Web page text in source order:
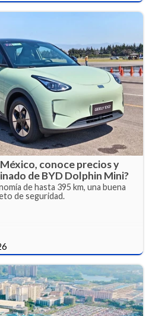
conoce precios y
de BYD Dolphin Mini?
de hasta 395 km, una buena
de seguridad.